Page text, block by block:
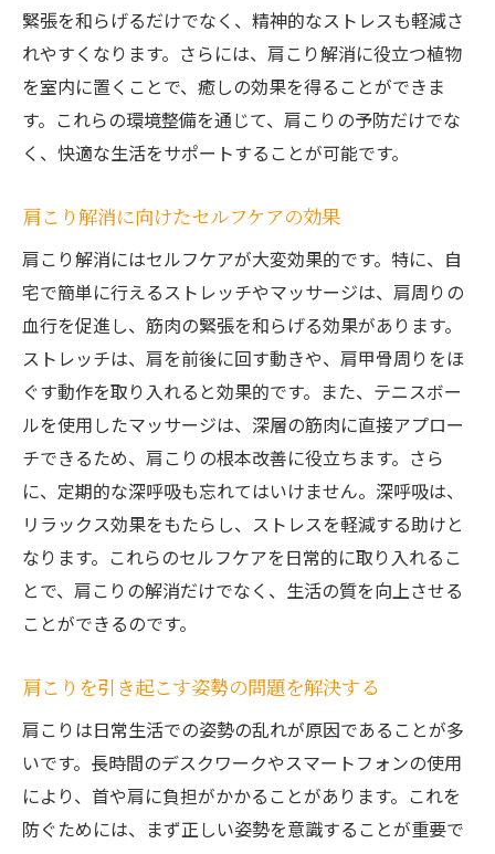
デトックス効果を実感するための生活習慣
肩こり対策におけるデトックスティーの活
用
デトックスを取り入れた肩こり予防の新常
生活の質を向上させる肩こり解消の新常識
肩こり解消がもたらす生活の質向上とは
肩こりを改善することで得られる健康のメ
リット
肩こり解消によるメンタルヘルスの向上
肩こりを防ぐことで得られる活動的なライ
フスタイル
肩こり解消を通じた仕事効率の向上
肩こりをなくして社会生活をより楽しむ方
法
肩こりに効く最新の整体技術とその効果
最新整体技術による肩こり解消の実際
肩こりに特化した最新整体技術の特徴
肩こり解消における最新機器の効果
整体技術の進化と肩こりへの新たなアプロ
ーチ
肩こり解消のための最新研究成果とその応
緊張を和らげるだけでなく、精神的なストレスも軽減さ
れやすくなります。さらには、肩こり解消に役立つ植物
を室内に置くことで、癒しの効果を得ることができま
す。これらの環境整備を通じて、肩こりの予防だけでな
く、快適な生活をサポートすることが可能です。
肩こり解消に向けたセルフケアの効果
肩こり解消にはセルフケアが大変効果的です。特に、自
宅で簡単に行えるストレッチやマッサージは、肩周りの
血行を促進し、筋肉の緊張を和らげる効果があります。
ストレッチは、肩を前後に回す動きや、肩甲骨周りをほ
ぐす動作を取り入れると効果的です。また、テニスボー
ルを使用したマッサージは、深層の筋肉に直接アプロー
チできるため、肩こりの根本改善に役立ちます。さら
に、定期的な深呼吸も忘れてはいけません。深呼吸は、
リラックス効果をもたらし、ストレスを軽減する助けと
なります。これらのセルフケアを日常的に取り入れるこ
とで、肩こりの解消だけでなく、生活の質を向上させる
ことができるのです。
肩こりを引き起こす姿勢の問題を解決する
肩こりは日常生活での姿勢の乱れが原因であることが多
いです。長時間のデスクワークやスマートフォンの使用
により、首や肩に負担がかかることがあります。これを
防ぐためには、まず正しい姿勢を意識することが重要で